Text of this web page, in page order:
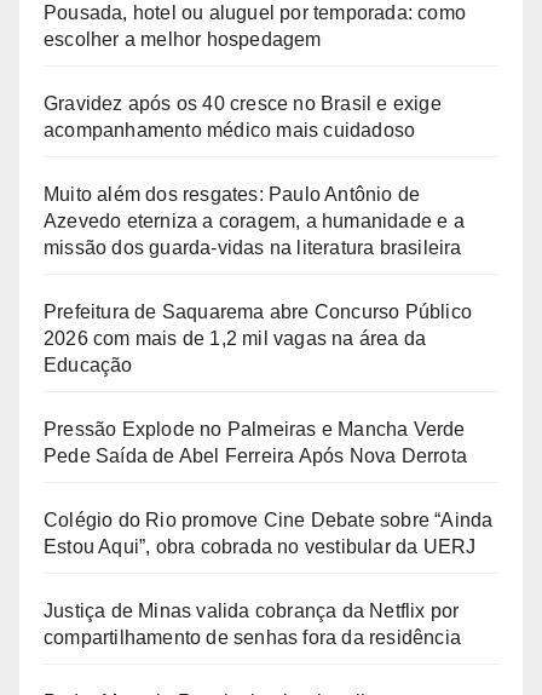
Pousada, hotel ou aluguel por temporada: como
escolher a melhor hospedagem
Gravidez após os 40 cresce no Brasil e exige
acompanhamento médico mais cuidadoso
Muito além dos resgates: Paulo Antônio de
Azevedo eterniza a coragem, a humanidade e a
missão dos guarda-vidas na literatura brasileira
Prefeitura de Saquarema abre Concurso Público
2026 com mais de 1,2 mil vagas na área da
Educação
Pressão Explode no Palmeiras e Mancha Verde
Pede Saída de Abel Ferreira Após Nova Derrota
Colégio do Rio promove Cine Debate sobre “Ainda
Estou Aqui”, obra cobrada no vestibular da UERJ
Justiça de Minas valida cobrança da Netflix por
compartilhamento de senhas fora da residência